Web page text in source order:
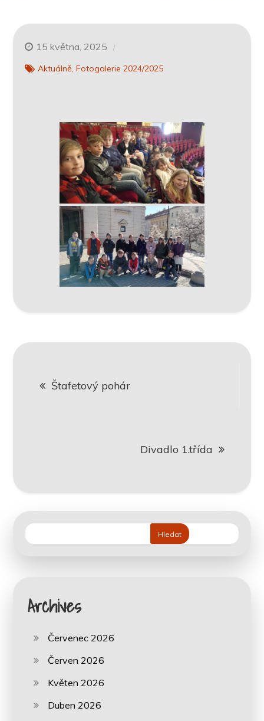
15 května, 2025
Aktuálně Fotogalerie 2024/2025
Navigace
proŠtafetový pohár
Divadlo 1.třída
Hledat
Archives
Červenec 2026
Červen 2026
Květen 2026
Duben 2026